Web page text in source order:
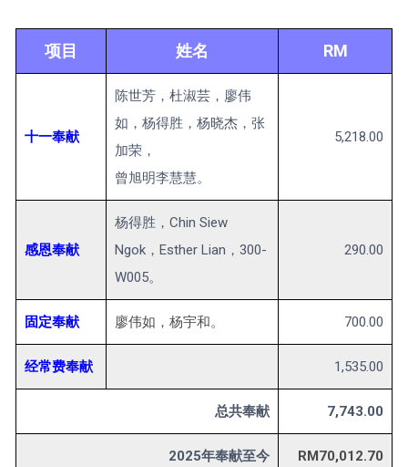
项目 姓名 RM
十一奉献
陈世芳，杜淑芸，廖伟
如，杨得胜，杨晓杰，张
加荣，
曾旭明李慧慧。
5,218.00
感恩奉献
杨得胜，Chin Siew
Ngok，Esther Lian，300-
W005。
290.00
固定奉献 廖伟如，杨宇和。 700.00
经常费奉献 1,535.00
总共奉献 7,743.00
2025年奉献至今 RM70,012.70